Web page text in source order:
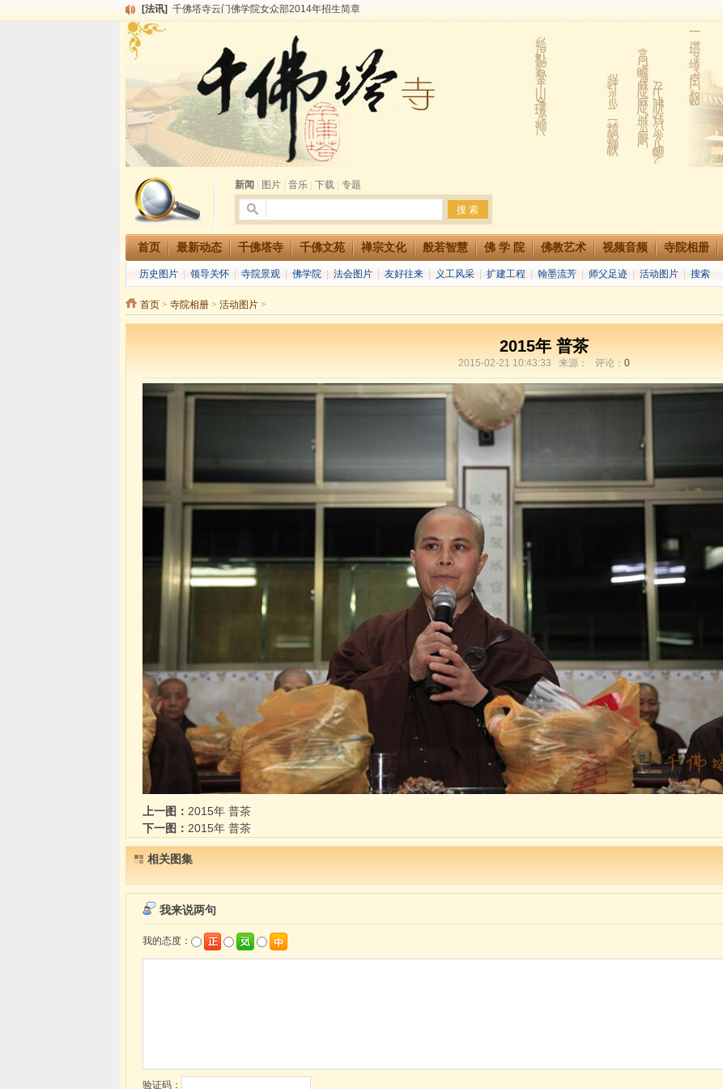
[法讯] 千佛塔寺云门佛学院女众部2014年招生简章
[法讯]
[法讯]
共赴华藏世界 进入最后七天倒计时 殊胜华严法会 快快同享富贵庄严海
千佛塔寺阅藏堂周末阅藏报名通知
[法讯]
清明节祭祖报恩地藏法会
[法讯] 本寺方丈上明下慧尼和尚开讲《六祖坛经》
[法讯]
2015-3-26师父于法堂对大众的开示
[法讯]
广东千佛塔寺云门佛学院女众部 2016年招生简章
[法讯]
恭请海涛法师莅临千佛塔寺弘法
[法讯] 2014年七月大法会 祈福息灾地藏七 冥阳两利普渡群蒙盂兰盆
新闻 图片| 音乐| 下载| 专题
首页 最新动态 千佛塔寺 千佛文苑 禅宗文化 般若智慧 佛 学 院 佛教艺术 视频音频 寺院相册
历史图片 领导关怀 寺院景观 佛学院 法会图片 友好往来 义工风采 扩建工程 翰墨流芳 师父足迹 活动图片 搜索
首页> 寺院相册> 活动图片>
2015年 普茶
2015-02-21 10:43:33 来源： 评论： 0
上一图： 2015年 普茶
下一图： 2015年 普茶
相关图集